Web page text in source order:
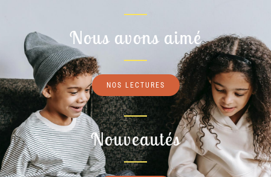
Nous avons aimé
NOS LECTURES
Nouveautés